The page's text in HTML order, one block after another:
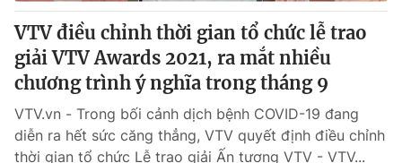
VTV điều chỉnh thời gian tổ chức lễ trao
giải VTV Awards 2021, ra mắt nhiều
chương trình ý nghĩa trong tháng 9
VTV.vn - Trong bối cảnh dịch bệnh COVID-19 đang
diễn ra hết sức căng thẳng, VTV quyết định điều chỉnh
thời gian tổ chức Lễ trao giải Ấn tượng VTV - VTV...